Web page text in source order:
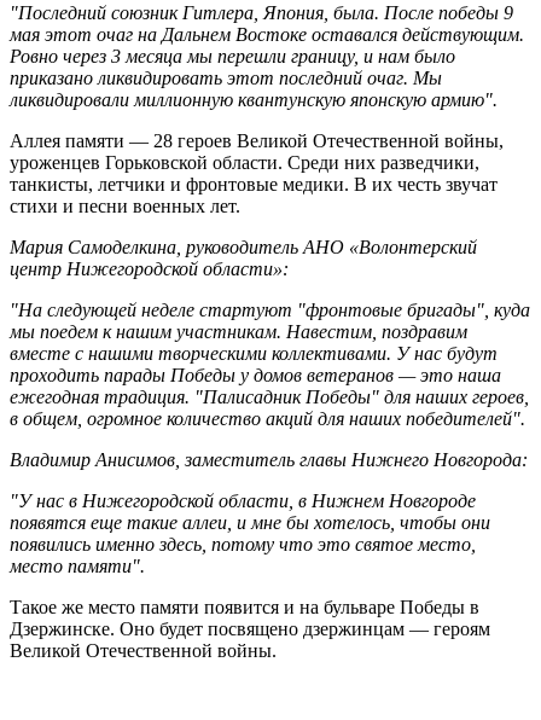
"Последний союзник Гитлера, Япония, была. После победы 9
мая этот очаг на Дальнем Востоке оставался действующим.
Ровно через 3 месяца мы перешли границу, и нам было
приказано ликвидировать этот последний очаг. Мы
ликвидировали миллионную квантунскую японскую армию".
Аллея памяти — 28 героев Великой Отечественной войны,
уроженцев Горьковской области. Среди них разведчики,
танкисты, летчики и фронтовые медики. В их честь звучат
стихи и песни военных лет.
Мария Самоделкина, руководитель АНО «Волонтерский
центр Нижегородской области»:
"На следующей неделе стартуют "фронтовые бригады", куда
мы поедем к нашим участникам. Навестим, поздравим
вместе с нашими творческими коллективами. У нас будут
проходить парады Победы у домов ветеранов — это наша
ежегодная традиция. "Палисадник Победы" для наших героев,
в общем, огромное количество акций для наших победителей".
Владимир Анисимов, заместитель главы Нижнего Новгорода:
"У нас в Нижегородской области, в Нижнем Новгороде
появятся еще такие аллеи, и мне бы хотелось, чтобы они
появились именно здесь, потому что это святое место,
место памяти".
Такое же место памяти появится и на бульваре Победы в
Дзержинске. Оно будет посвящено дзержинцам — героям
Великой Отечественной войны.